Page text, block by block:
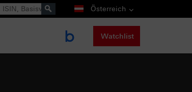
Österreich
Watchlist